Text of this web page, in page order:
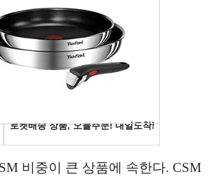
비중이 큰 상품에 속한다. CSM